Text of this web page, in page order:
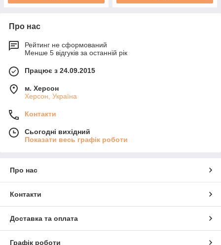
Про нас
Рейтинг не сформований
Менше 5 відгуків за останній рік
Працює з 24.09.2015
м. Херсон
Херсон, Україна
Контакти
Сьогодні вихідний
Показати весь графік роботи
Про нас
Контакти
Доставка та оплата
Графік роботи